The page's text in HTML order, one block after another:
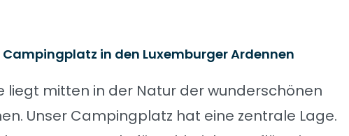
in den Luxemburger Ardennen
liegt mitten in der Natur der wunderschönen
Unser Campingplatz hat eine zentrale Lage.